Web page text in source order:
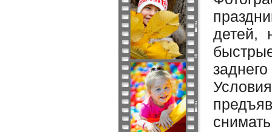
детей,